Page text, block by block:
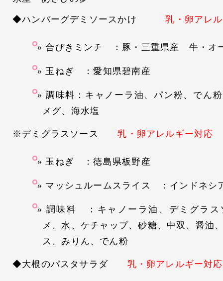
◆ハンバーグデミソースかけ乳・卵アレ
合びきミンチ ：豚・三重県産 牛・オ
玉ねぎ ：愛知県碧南産
調味料：キャノーラ油、パン粉、でん
メグ、海水塩
※デミグラスソース乳・卵アレルギー対応
玉ねぎ ：徳島県板野産
マッシュルームスライス ：インドネシ
調味料 ：キャノーラ油、デミグラス
メ、水、ケチャップ、砂糖、中双、醤油
ス、みりん、でん粉
◆大根のパスタサラダ 乳・卵アレルギー対応